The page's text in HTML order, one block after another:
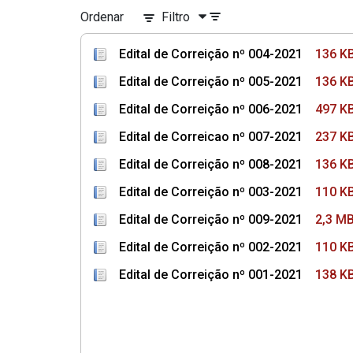
Ordenar Filtro
Edital de Correição nº 004-2021
136
Edital de Correição nº 005-2021
136
Edital de Correição nº 006-2021
497
Edital de Correicao nº 007-2021
237
Edital de Correição nº 008-2021
136
Edital de Correição nº 003-2021
110
Edital de Correição nº 009-2021
2,3 MB
Edital de Correição nº 002-2021
110
Edital de Correição nº 001-2021
138